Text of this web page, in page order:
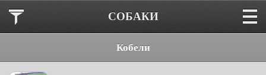
СОБАКИ
Кобели